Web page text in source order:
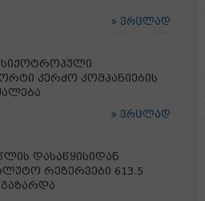
ვრცლად
კერძო კომპანიების
ვრცლად
დასაწყისიდან
რეზერვები 613.5